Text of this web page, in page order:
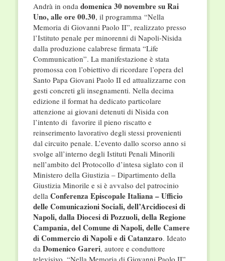
Andrà in onda domenica 30 novembre su Rai
Uno, alle ore 00.30, il programma “Nella
Memoria di Giovanni Paolo II”, realizzato presso
l’Istituto penale per minorenni di Napoli-Nisida
dalla produzione calabrese firmata “Life
Communication”. La manifestazione è stata
promossa con l’obiettivo di ricordare l’opera del
Santo Papa Giovani Paolo II ed attualizzarne con
gesti concreti gli insegnamenti. Nella decima
edizione il format ha dedicato particolare
attenzione ai giovani detenuti di Nisida con
l’intento di favorire il pieno riscatto e
reinserimento lavorativo degli stessi provenienti
dal circuito penale. L’evento dallo scorso anno si
svolge all’interno degli Istituti Penali Minorili
nell’ambito del Protocollo d’intesa siglato con il
Ministero della Giustizia – Dipartimento della
Giustizia Minorile e si è avvalso del patrocinio
della Conferenza Episcopale Italiana – Ufficio
delle Comunicazioni Sociali,dell’Arcidiocesi di
Napoli, dalla Diocesi di Pozzuoli, della Regione
Campania, del Comune di Napoli, delle Camere
di Commercio di Napoli e di Catanzaro. Ideato
da Domenico Gareri, autore e conduttore